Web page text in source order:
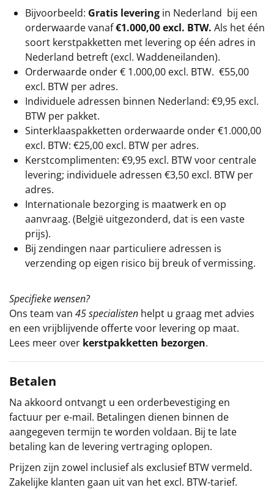
Bijvoorbeeld: Gratis levering in Nederland bij een
orderwaarde vanaf€1.000,00 excl. BTW. Als het één
soort kerstpakketten met levering op één adres in
Nederland betreft (excl. Waddeneilanden).
Orderwaarde onder € 1.000,00 excl. BTW. €55,00
excl. BTW per adres.
Individuele adressen binnen Nederland: €9,95 excl.
BTW per pakket.
Sinterklaaspakketten orderwaarde onder €1.000,00
excl. BTW: €25,00 excl. BTW per adres.
Kerstcomplimenten: €9,95 excl. BTW voor centrale
levering; individuele adressen €3,50 excl. BTW per
adres.
Internationale bezorging is maatwerk en op
aanvraag. (België uitgezonderd, dat is een vaste
prijs).
Bij zendingen naar particuliere adressen is
verzending op eigen risico bij breuk of vermissing.
Specifieke wensen?
Ons team van 45 specialisten helpt u graag met advies
en een vrijblijvende offerte voor levering op maat.
Lees meer over kerstpakketten bezorgen.
Betalen
Na akkoord ontvangt u een orderbevestiging en
factuur per e-mail. Betalingen dienen binnen de
aangegeven termijn te worden voldaan. Bij te late
betaling kan de levering vertraging oplopen.
Prijzen zijn zowel inclusief als exclusief BTW vermeld.
Zakelijke klanten gaan uit van het excl. BTW-tarief.